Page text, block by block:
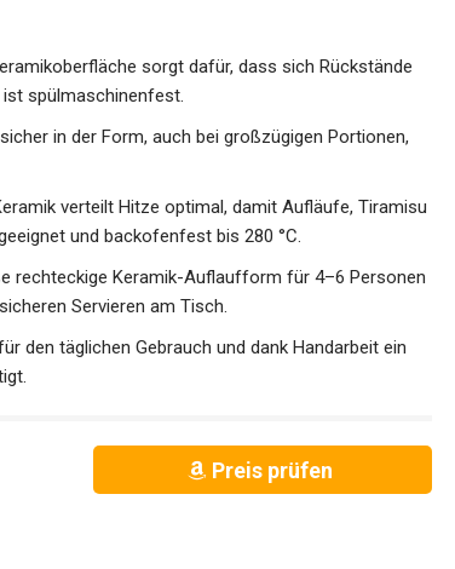
sorgt dafür, dass sich Rückstände
spülmaschinenfest.
in der Form, auch bei großzügigen Portionen,
verteilt Hitze optimal, damit Aufläufe, Tiramisu
und backofenfest bis 280 °C.
rechteckige Keramik-Auflaufform für 4–6 Personen
Servieren am Tisch.
den täglichen Gebrauch und dank Handarbeit ein
Preis prüfen